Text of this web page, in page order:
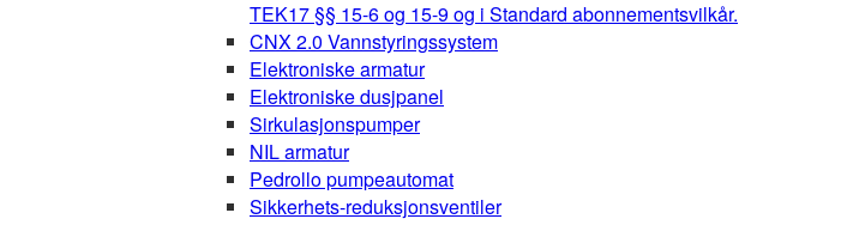
TEK17 §§ 15-6 og 15-9 og i Standard abonnementsvilkår.
CNX 2.0 Vannstyringssystem
Elektroniske armatur
Elektroniske dusjpanel
Sirkulasjonspumper
NIL armatur
Pedrollo pumpeautomat
Sikkerhets-reduksjonsventiler